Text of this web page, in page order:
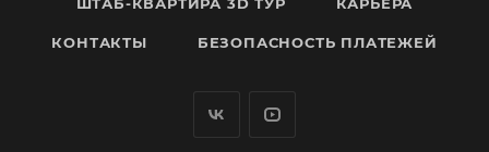
КОНТАКТЫ БЕЗОПАСНОСТЬ ПЛАТЕЖЕЙ